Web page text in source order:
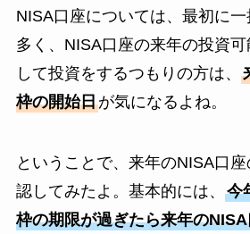
NISA口座については、最初に
多く、NISA口座の来年の投資
して投資をするつもりの方は、
枠の開始日が気になるよね。
ということで、来年のNISA口
認してみたよ。基本的には、 今
枠の期限が過ぎたら来年の